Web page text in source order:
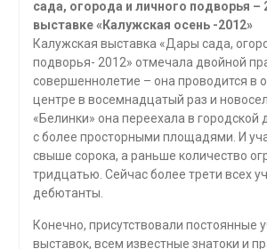
сада, огорода и личного подворья –
выставке «Калужская осень -2012»
Калужская выставка «Дары сада,
подворья- 2012» отмечала двойной
совершеннолетие – она проводится в
центре в восемнадцатый раз и
«Белинки» она переехала в городской
с более просторными площадями. И
свыше сорока, а раньше количество
тридцатью. Сейчас более трети всех
дебютанты.
Конечно, присутствовали постоянные
выставок, всем известные знатоки и